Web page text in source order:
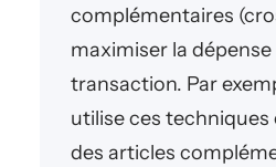
complémentaires
maximiser la
transaction. Par
utilise ces
des articles